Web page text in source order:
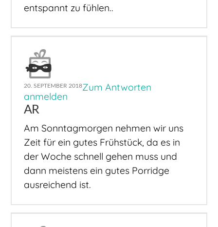
entspannt zu fühlen..
20. SEPTEMBER 2018Zum Antworten
anmelden
AR
Am Sonntagmorgen nehmen wir uns
Zeit für ein gutes Frühstück, da es in
der Woche schnell gehen muss und
dann meistens ein gutes Porridge
ausreichend ist.